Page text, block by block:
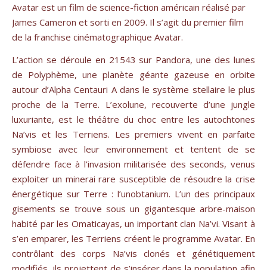
Avatar est un film de science-fiction américain réalisé par
James Cameron et sorti en 2009. Il s’agit du premier film
de la franchise cinématographique Avatar.
L’action se déroule en 21543 sur Pandora, une des lunes
de Polyphème, une planète géante gazeuse en orbite
autour d’Alpha Centauri A dans le système stellaire le plus
proche de la Terre. L’exolune, recouverte d’une jungle
luxuriante, est le théâtre du choc entre les autochtones
Na’vis et les Terriens. Les premiers vivent en parfaite
symbiose avec leur environnement et tentent de se
défendre face à l’invasion militarisée des seconds, venus
exploiter un minerai rare susceptible de résoudre la crise
énergétique sur Terre : l’unobtanium. L’un des principaux
gisements se trouve sous un gigantesque arbre-maison
habité par les Omaticayas, un important clan Na’vi. Visant à
s’en emparer, les Terriens créent le programme Avatar. En
contrôlant des corps Na’vis clonés et génétiquement